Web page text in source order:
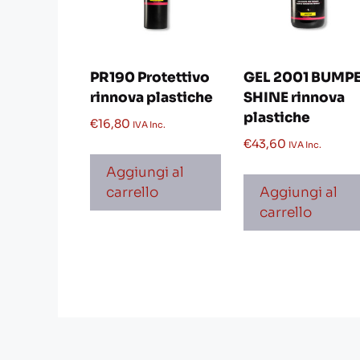
PR190 Protettivo
rinnova plastiche
€16,80 IVA Inc.
Aggiungi al
carrello
GEL 2001
SHINE rinnova
plastiche
€43,60 IVA Inc.
Aggiungi al
carrello